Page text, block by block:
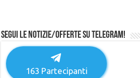
Segui le notizie/offerte su Telegram!
163 Partecipanti